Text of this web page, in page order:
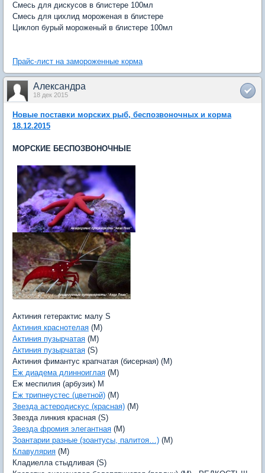
Смесь для дискусов в блистере 100мл
Смесь для цихлид мороженая в блистере
Циклоп бурый мороженый в блистере 100мл
Прайс-лист на замороженные корма
Александра
18 дек 2015
Новые поставки морских рыб, беспозвоночных и корма
18.12.2015
МОРСКИЕ БЕСПОЗВОНОЧНЫЕ
Актиния гетерактис малу S
Актиния краснотелая (M)
Актиния пузырчатая (M)
Актиния пузырчатая (S)
Актиния фимантус крапчатая (бисерная) (M)
Еж диадема длинноиглая (M)
Еж меспилия (арбузик) M
Еж трипнеустес (цветной) (M)
Звезда астеродискус (красная) (M)
Звезда линкия красная (S)
Звезда фромия элегантная (M)
Зоантарии разные (зоантусы, палитоя…) (M)
Клавулярия (M)
Кладиелла стыдливая (S)